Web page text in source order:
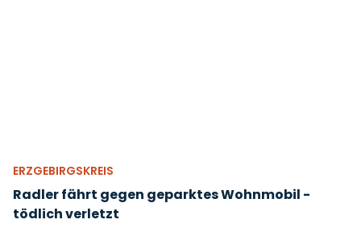
ERZGEBIRGSKREIS
Radler fährt gegen geparktes Wohnmobil -
tödlich verletzt